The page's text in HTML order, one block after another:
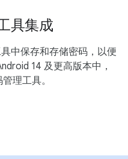
具集成
中保存和存储密码，以便
14 及更高版本中，
理工具。